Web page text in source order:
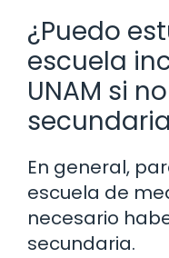
¿Puedo
escuela
UNAM si
En general,
escuela de
necesario
secundaria.